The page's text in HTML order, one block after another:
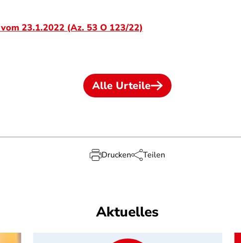
23.1.2022 (Az. 53 O 123/22)
Alle Urteile
Drucken Teilen
Aktuelles